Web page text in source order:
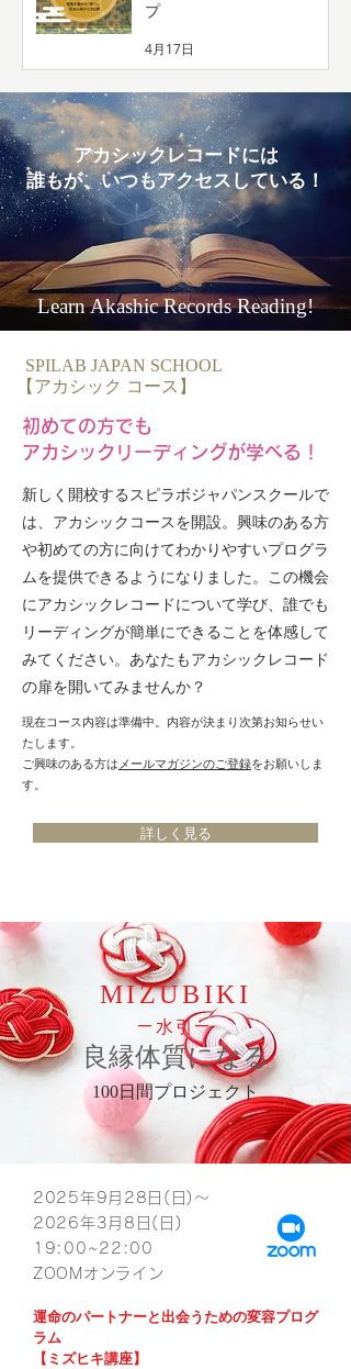
プ
4月17日
アカシックレコードには
​誰もが、いつもアクセスしている！
Learn Akashic Records Reading!
SPILAB JAPAN SCHOOL
【アカシック コース】
初めての方でも
アカシックリーディングが学べる！
新しく開校するスピラボジャパンスクールで
は、アカシックコースを開設。興味のある方
や初めての方に向けてわかりやすいプログラ
ムを提供できるようになりました。この機会
にアカシックレコードについて学び、誰でも
リーディングが簡単にできることを体感して
みてください。あなたもアカシックレコード
の扉を開いてみませんか？
現在コース内容は準備中。内容が決まり次第お知らせい
たします。
​ご興味のある方はメールマガジンのご登録をお願いしま
す。
詳しく見る
MIZUBIKI
– 水引–
良縁体質になる
100日間プロジェクト
2025年9月28日(日)〜
2026年3月8日(日 )
19:00~22:00
ZOOMオンライン
運命のパートナーと出会うための変容プログ
ラム
【ミズヒキ講座】